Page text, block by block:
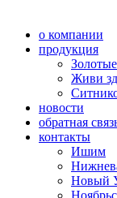
о компании
продукция
Живи
новости
обратная
контакты
Ишим
Новый